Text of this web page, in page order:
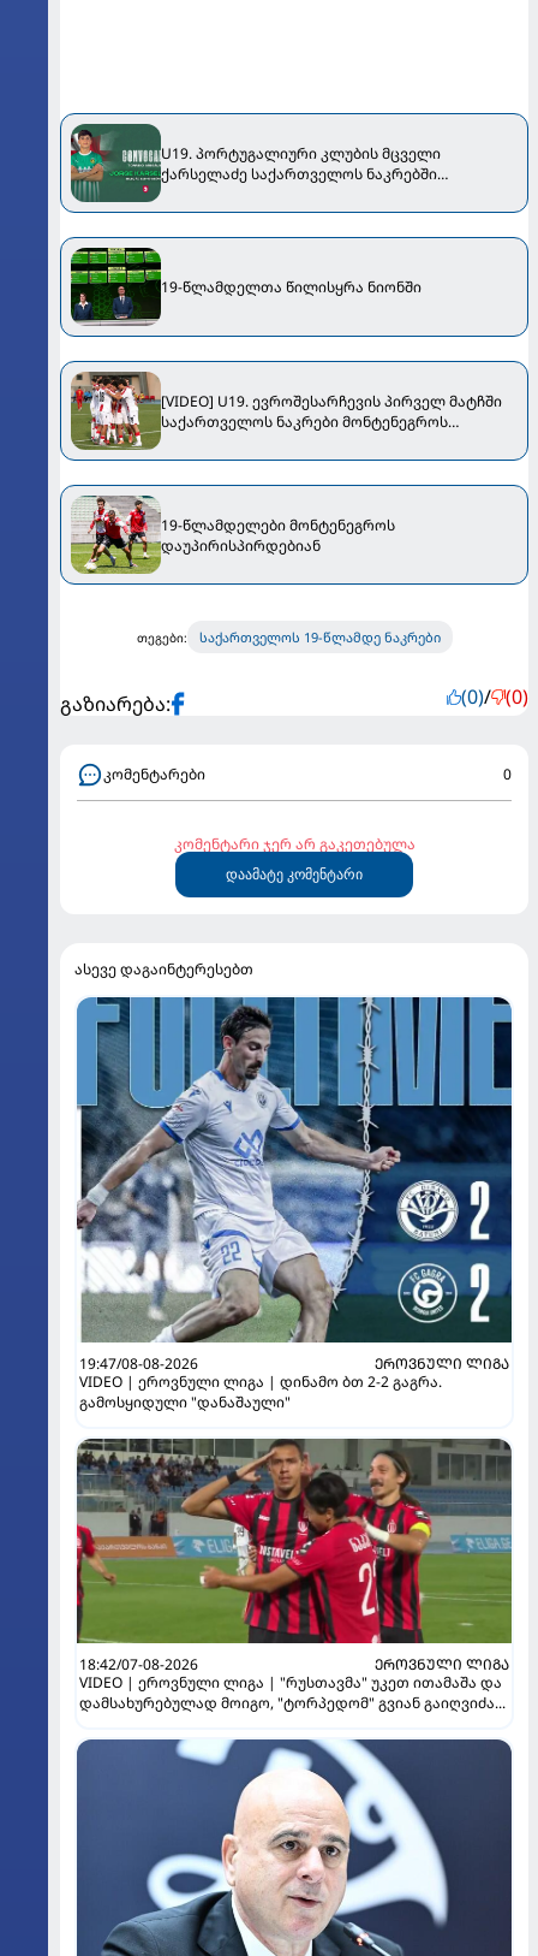
U19. პორტუგალიური კლუბის მცველი
ქარსელაძე საქართველოს ნაკრებში
19-წლამდელთა წილისყრა ნიონში
[VIDEO] U19. ევროშესარჩევის პირველ მატჩში
საქართველოს ნაკრები მონტენეგროს
19-წლამდელები მონტენეგროს
დაუპირისპირდებიან
თეგები: საქართველოს 19-წლამდე ნაკრები
გაზიარება: (0)/ (0)
კომენტარები 0
კომენტარი ჯერ არ გაკეთებულა
დაამატე კომენტარი
ასევე დაგაინტერესებთ
19:47/08-08-2026
ᲔᲠᲝᲕᲜᲣᲚᲘ ᲚᲘᲒᲐ
VIDEO | ეროვნული ლიგა | დინამო ბთ 2-2 გაგრა.
გამოსყიდული "დანაშაული"
18:42/07-08-2026
ᲔᲠᲝᲕᲜᲣᲚᲘ ᲚᲘᲒᲐ
VIDEO | ეროვნული ლიგა | "რუსთავმა" უკეთ ითამაშა და
დამსახურებულად მოიგო, "ტორპედომ" გვიან გაიღვიძა...